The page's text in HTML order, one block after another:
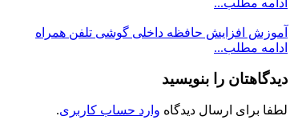
آموزش افزایش حافظه داخلی گوشی تلفن همراه
ادامه مطلب...
دیدگاهتان را بنویسید
لطفا برای ارسال دیدگاه وارد حساب کاربری.